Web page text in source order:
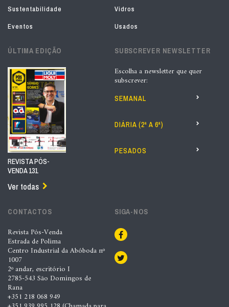
Sustentabilidade
Vidros
Eventos
Usados
ÚLTIMA EDIÇÃO
REVISTA PÓS-
VENDA 131
Ver todas
SUBSCREVER NEWSLETTER
Escolha a newsletter que quer
subscrever:
SEMANAL
DIÁRIA (2ª A 6ª)
PESADOS
CONTACTOS
Revista Pós-Venda
Estrada de Polima
Centro Industrial da Abóboda nº
1007
2º andar, escritório I
2785-543 São Domingos de
Rana
+351 218 068 949
SIGA-NOS